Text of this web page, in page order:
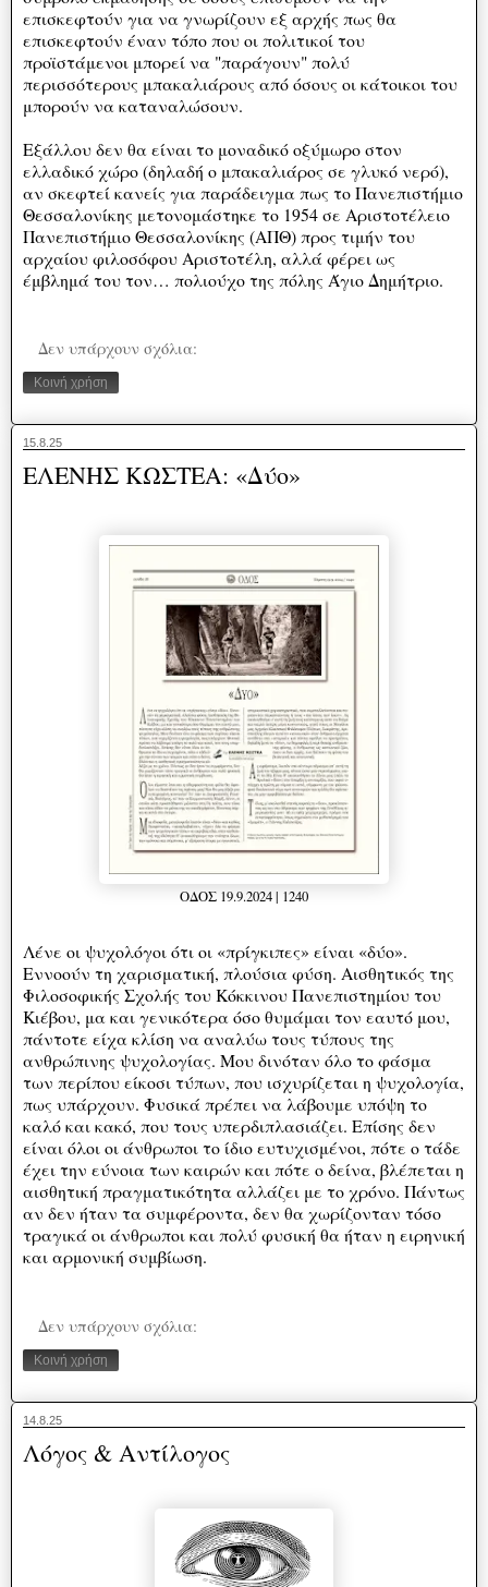
επισκεφτούν για να γνωρίζουν εξ αρχής πως θα
επισκεφτούν έναν τόπο που οι πολιτικοί του
προϊστάμενοι μπορεί να "παράγουν" πολύ
περισσότερους μπακαλιάρους από όσους οι κάτοικοι του
μπορούν να καταναλώσουν.
Εξάλλου δεν θα είναι το μοναδικό οξύμωρο στον
ελλαδικό χώρο (δηλαδή ο μπακαλιάρος σε γλυκό νερό),
αν σκεφτεί κανείς για παράδειγμα πως το Πανεπιστήμιο
Θεσσαλονίκης μετονομάστηκε το 1954 σε Αριστοτέλειο
Πανεπιστήμιο Θεσσαλονίκης (ΑΠΘ) προς τιμήν του
αρχαίου φιλοσόφου Αριστοτέλη, αλλά φέρει ως
έμβλημά του τον… πολιούχο της πόλης Άγιο Δημήτριο.
Δεν υπάρχουν σχόλια:
Κοινή χρήση
15.8.25
ΕΛΕΝΗΣ ΚΩΣΤΕΑ: «Δύο»
ΟΔΟΣ 19.9.2024 | 1240
Λένε οι ψυχολόγοι ότι οι «πρίγκιπες» είναι «δύο».
Εννοούν τη χαρισματική, πλούσια φύση. Αισθητικός της
Φιλοσοφικής Σχολής του Κόκκινου Πανεπιστημίου του
Κιέβου, μα και γενικότερα όσο θυμάμαι τον εαυτό μου,
πάντοτε είχα κλίση να αναλύω τους τύπους της
ανθρώπινης ψυχολογίας. Μου δινόταν όλο το φάσμα
των περίπου είκοσι τύπων, που ισχυρίζεται η ψυχολογία,
πως υπάρχουν. Φυσικά πρέπει να λάβουμε υπόψη το
καλό και κακό, που τους υπερδιπλασιάζει. Επίσης δεν
είναι όλοι οι άνθρωποι το ίδιο ευτυχισμένοι, πότε ο τάδε
έχει την εύνοια των καιρών και πότε ο δείνα, βλέπεται η
αισθητική πραγματικότητα αλλάζει με το χρόνο. Πάντως
αν δεν ήταν τα συμφέροντα, δεν θα χωρίζονταν τόσο
τραγικά οι άνθρωποι και πολύ φυσική θα ήταν η ειρηνική
και αρμονική συμβίωση.
Δεν υπάρχουν σχόλια:
Κοινή χρήση
14.8.25
Λόγος & Αντίλογος